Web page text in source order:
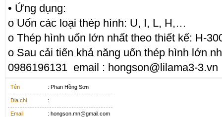
• Ứng dụng:
o Uốn các loại thép hình: U, I, L, H,…
o Thép hình uốn lớn nhất theo thiết kế: H-
o Sau cải tiến khả năng uốn thép hình lớn
0986196131 email : hongson@lilama3-3.vn
Tên : Phan Hồng Sơn
Địa chỉ :
Email : hongson.mn@gmail.com